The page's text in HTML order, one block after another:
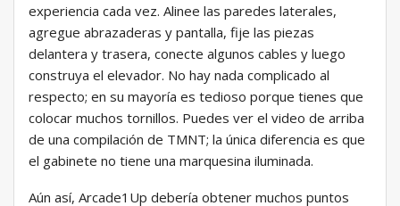
experiencia cada vez. Alinee las paredes laterales,
agregue abrazaderas y pantalla, fije las piezas
delantera y trasera, conecte algunos cables y luego
construya el elevador. No hay nada complicado al
respecto; en su mayoría es tedioso porque tienes que
colocar muchos tornillos. Puedes ver el video de arriba
de una compilación de TMNT; la única diferencia es que
el gabinete no tiene una marquesina iluminada.
Aún así, Arcade1Up debería obtener muchos puntos